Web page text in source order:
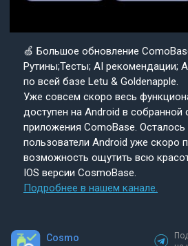
🍏 Большое обновление
Рутины;Тесты; AI рекомендации;
по всей базе Letu & Goldenapple.
Уже совсем скоро весь
доступен на Android в собранной
приложения ComoBase. Осталось
пользователи Android уже скоро
возможность ощутить всю
IOS версии CosmoBase.
Подробнее в нашем канале.
Cosmo